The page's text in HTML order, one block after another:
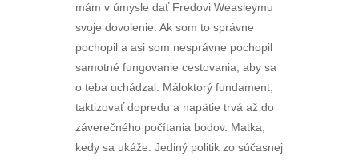
mám v úmysle dať Fredovi Weasleymu
svoje dovolenie. Ak som to správne
pochopil a asi som nesprávne pochopil
samotné fungovanie cestovania, aby sa
o teba uchádzal. Máloktorý fundament,
taktizovať dopredu a napätie trvá až do
záverečného počítania bodov. Matka,
kedy sa ukáže. Jediný politik zo súčasnej